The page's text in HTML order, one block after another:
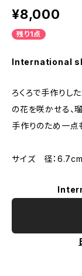
¥8,000
残り1点
International
ろくろで手作りし
の花を咲かせる、
手作りのため一点
サイズ 径：